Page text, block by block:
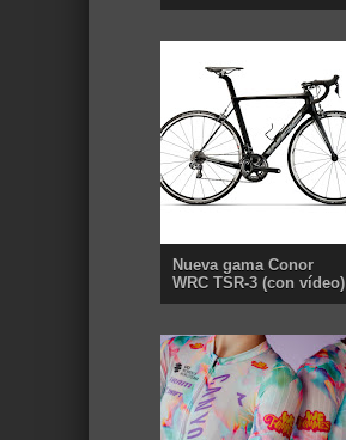
Nueva gama Conor
WRC TSR-3 (con vídeo)